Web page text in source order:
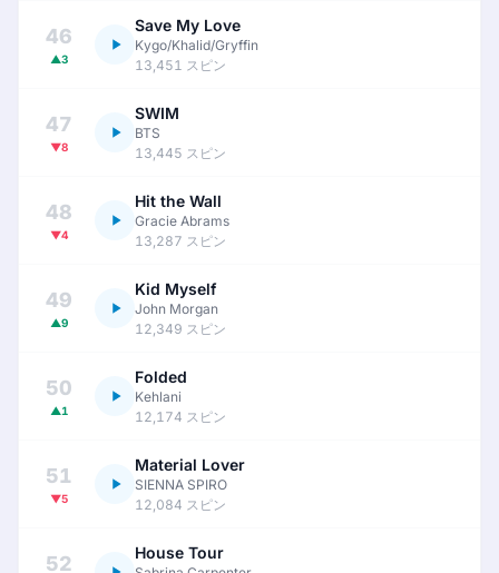
46
▲3
Save My Love
Kygo/Khalid/Gryffin
13,451 スピン
47
▼8
SWIM
BTS
13,445 スピン
48
▼4
Hit the Wall
Gracie Abrams
13,287 スピン
49
▲9
Kid Myself
John Morgan
12,349 スピン
50
▲1
Folded
Kehlani
12,174 スピン
51
▼5
Material Lover
SIENNA SPIRO
12,084 スピン
52 House Tour